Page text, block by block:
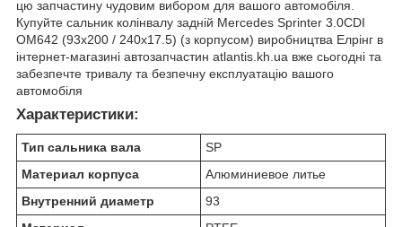
цю запчастину чудовим вибором для вашого автомобіля.
Купуйте сальник колінвалу задній Mercedes Sprinter 3.0CDI
OM642 (93x200 / 240x17.5) (з корпусом) виробництва Елрінг в
інтернет-магазині автозапчастин atlantis.kh.ua вже сьогодні та
забезпечте тривалу та безпечну експлуатацію вашого
автомобіля
Характеристики:
Тип сальника вала
SP
Материал корпуса
Алюминиевое литье
Внутренний диаметр
93